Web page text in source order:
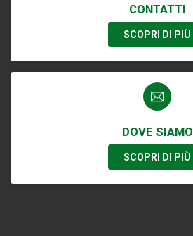
CONTATTI
SCOPRI DI PIÙ
DOVE SIAMO
SCOPRI DI PIÙ